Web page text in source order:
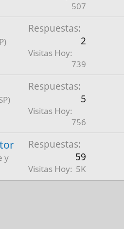
507
Respuestas
2
Visitas Hoy
739
Respuestas
5
Visitas Hoy
756
y
Respuestas
59
Visitas Hoy 5K